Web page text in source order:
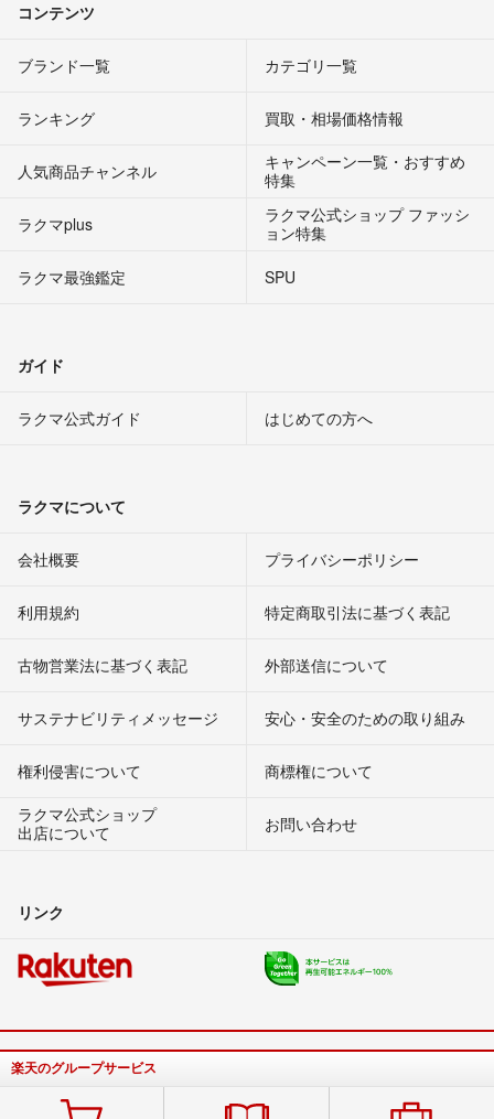
コンテンツ
ブランド一覧 カテゴリ一覧
ランキング 買取・相場価格情報
人気商品チャンネル
キャンペーン一覧・おすすめ
特集
ラクマplus
ラクマ公式ショップ ファッシ
ョン特集
ラクマ最強鑑定
SPU
ガイド
ラクマ公式ガイド はじめての方へ
ラクマについて
会社概要 プライバシーポリシー
利用規約 特定商取引法に基づく表記
古物営業法に基づく表記 外部送信について
サステナビリティメッセージ 安心・安全のための取り組み
権利侵害について
商標権について
ラクマ公式ショップ
出店について
お問い合わせ
リンク
楽天のグループサービス